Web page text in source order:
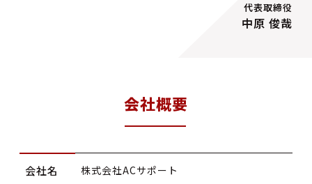
代表取締役
中原 俊哉
会社概要
会社名 株式会社ACサポート